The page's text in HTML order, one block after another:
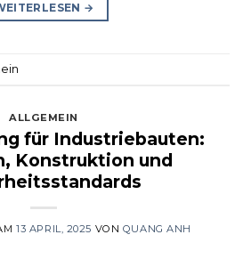
→
ALLGEMEIN
für Industriebauten:
Konstruktion und
13 APRIL, 2025 VON QUANG ANH